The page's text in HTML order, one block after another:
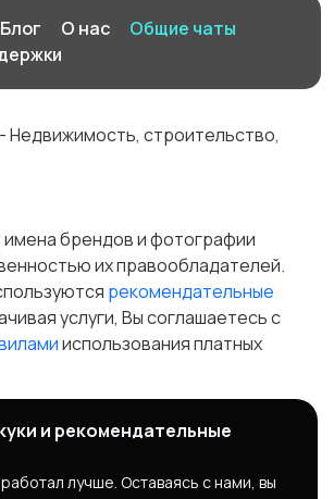
Блог О нас
Общие чаты
Недвижимость, строительство,
брендов и фотографии
их правообладателей.
рекомендательные
услуги, Вы соглашаетесь c
использования платных
Правила сервиса
Пользовательское
товары/услуги
Партнерская программа
и рекомендательные
лучше. Оставаясь с нами, вы